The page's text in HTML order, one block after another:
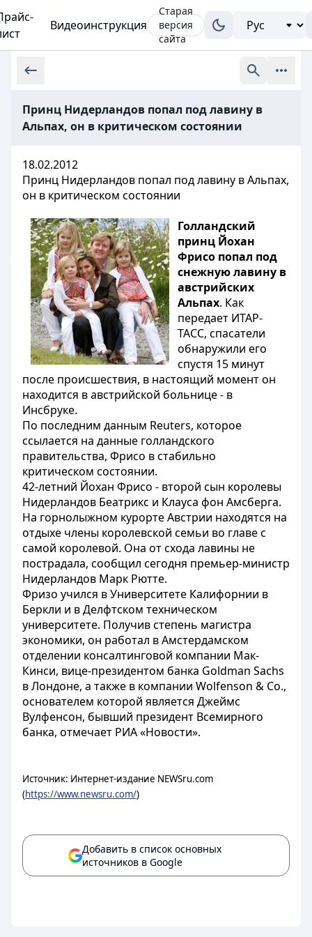
Видеоинструкция
Старая
версия
сайта
Принц Нидерландов попал под лавину в
Альпах, он в критическом состоянии
18.02.2012
Принц Нидерландов попал под лавину в Альпах,
он в критическом состоянии
Голландский
принц Йохан
Фрисо попал под
снежную лавину в
австрийских
Альпах. Как
передает ИТАР-
ТАСС, спасатели
обнаружили его
спустя 15 минут
после происшествия, в настоящий момент он
находится в австрийской больнице - в
Инсбруке.
По последним данным Reuters, которое
ссылается на данные голландского
правительства, Фрисо в стабильно
критическом состоянии.
42-летний Йохан Фрисо - второй сын королевы
Нидерландов Беатрикс и Клауса фон Амсберга.
На горнолыжном курорте Австрии находятся на
отдыхе члены королевской семьи во главе с
самой королевой. Она от схода лавины не
пострадала, сообщил сегодня премьер-министр
Нидерландов Марк Рютте.
Фризо учился в Университете Калифорнии в
Беркли и в Делфтском техническом
университете. Получив степень магистра
экономики, он работал в Амстердамском
отделении консалтинговой компании Мак-
Кинси, вице-президентом банка Goldman Sachs
в Лондоне, а также в компании Wolfenson & Co.,
основателем которой является Джеймс
Вулфенсон, бывший президент Всемирного
банка, отмечает РИА «Новости».
Источник: Интернет-издание NEWSru.com
(https://www.newsru.com/)
Добавить в список основных
источников в Google